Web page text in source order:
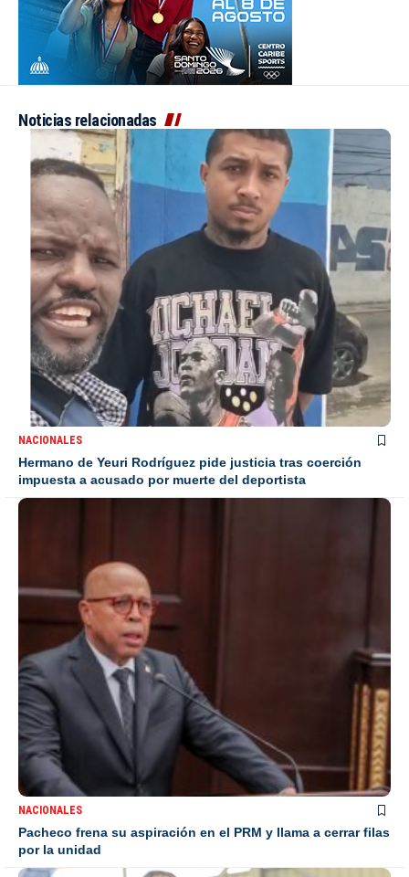
Noticias relacionadas
NACIONALES
Hermano de Yeuri Rodríguez pide justicia tras coerción
impuesta a acusado por muerte del deportista
NACIONALES
Pacheco frena su aspiración en el PRM y llama a cerrar filas
por la unidad